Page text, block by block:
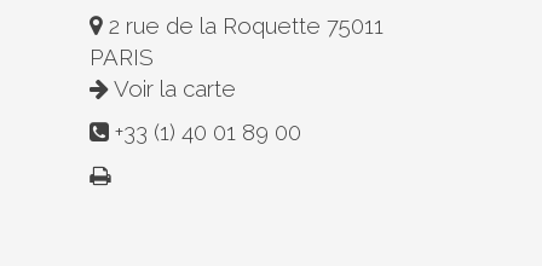
2 rue de la Roquette 75011
PARIS
Voir la carte
+33 (1) 40 01 89 00